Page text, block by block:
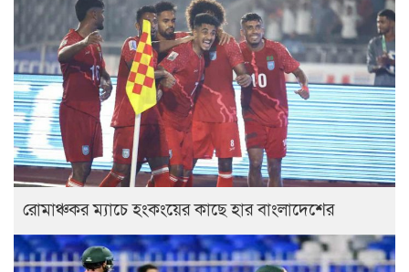
রোমাঞ্চকর ম্যাচে হংকংয়ের কাছে হার বাংলাদেশের